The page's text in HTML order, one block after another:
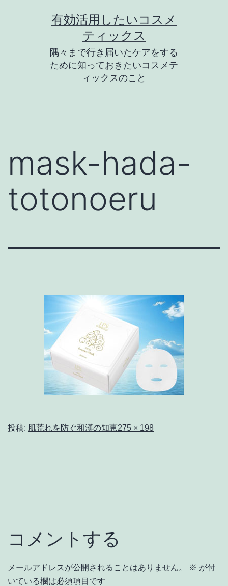
有効活用したいコスメ
ティックス
隅々まで行き届いたケアをする
ために知っておきたいコスメテ
ィックスのこと
mask-hada-
totonoeru
投稿: 肌荒れを防ぐ和漢の知恵フ
275 × 198
コメントする
メールアドレスが公開されることはありません。 ※ が付
いている欄は必須項目です